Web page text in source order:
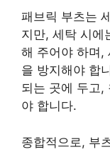
패브릭 부츠는
지만, 세탁 시에
해 주어야 하며,
을 방지해야 합
되는 곳에 두고,
야 합니다.
종합적으로, 부